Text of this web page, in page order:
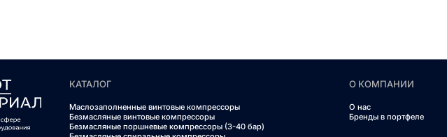
КАТАЛОГ
Маслозаполненные винтовые компрессоры
Безмасляные винтовые компрессоры
Безмасляные поршневые компрессоры (3-40 бар)
О КОМПАНИИ
О нас
Бренды в портфеле